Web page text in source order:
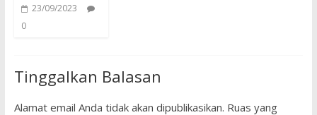
23/09/2023
0
Tinggalkan Balasan
Alamat email Anda tidak akan dipublikasikan. Ruas yang